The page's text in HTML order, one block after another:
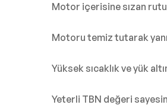
Motor içerisine sızan
Motoru temiz tutarak
Yüksek sıcaklık ve yük
Yeterli TBN değeri